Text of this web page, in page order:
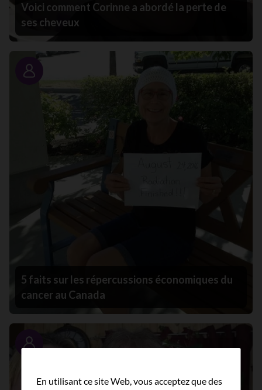
Voici comment Corinne a abordé la perte de
ses cheveux
Portrait
5 faits sur les répercussions économiques du
cancer au Canada
Portrait
En utilisant ce site Web, vous acceptez que des